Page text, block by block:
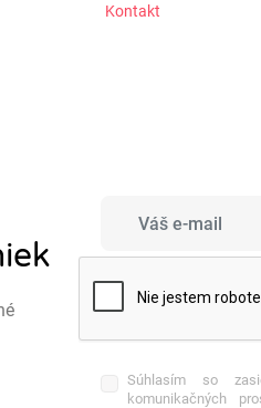
Kontakt
Súhlasím so
komunikačných